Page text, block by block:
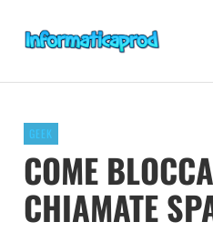
GEEK
COME
CHIAMATE